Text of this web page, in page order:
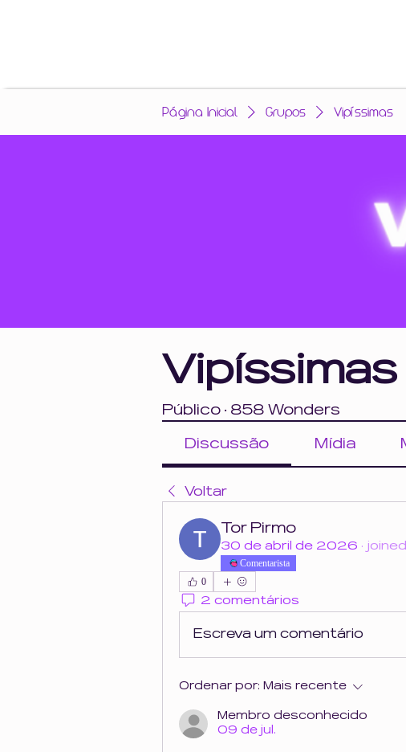
Página Inicial Grupos Vipíssimas
Vipíssimas
Público · 858 Wonders
Discussão Mídia
Voltar
Tor Pirmo
30 de abril de 2026 ·
Comentarista
0
2 comentários
Escreva um comentário
Ordenar por: Mais recente
Membro desconhecido
09 de jul.